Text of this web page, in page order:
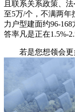
且联系关系政策、
至5万/个，不满两年
力户型建面约96-
答率凡是正在1.5%-
若是您想领会更